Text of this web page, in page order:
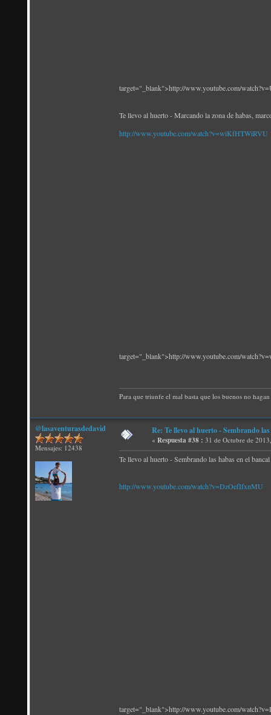
target="_blank">http://www.youtube.com/
Te llevo al huerto - Marcando la zona de habas,
http://www.youtube.com/watch?v=wiKfHTWiRVU
target="_blank">http://www.youtube.com/
Para que triunfe el mal basta que los buenos no
@lasaventurasdedavid
Mensajes: 12438
Re: Te llevo al huerto - Sembrando
« Respuesta #38 : 31 de Octubre de
Te llevo al huerto - Sembrando las habas en el bancal
http://www.youtube.com/watch?v=DzOefIfxnMU
target="_blank">http://www.youtube.com/